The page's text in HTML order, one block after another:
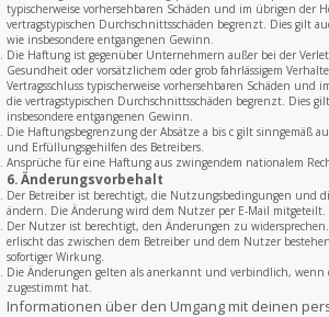
typischerweise vorhersehbaren Schäden und im übrigen der
vertragstypischen Durchschnittsschäden begrenzt. Dies gilt
wie insbesondere entgangenen Gewinn.
Die Haftung ist gegenüber Unternehmern außer bei der
Gesundheit oder vorsätzlichem oder grob fahrlässigem
Vertragsschluss typischerweise vorhersehbaren Schäden und
die vertragstypischen Durchschnittsschäden begrenzt. Dies
insbesondere entgangenen Gewinn.
Die Haftungsbegrenzung der Absätze a bis c gilt sinngemäß
und Erfüllungsgehilfen des Betreibers.
Ansprüche für eine Haftung aus zwingendem nationalem
6. Änderungsvorbehalt
Der Betreiber ist berechtigt, die Nutzungsbedingungen und
ändern. Die Änderung wird dem Nutzer per E-Mail mitgeteilt.
Der Nutzer ist berechtigt, den Änderungen zu widersprechen.
erlischt das zwischen dem Betreiber und dem Nutzer
sofortiger Wirkung.
Die Änderungen gelten als anerkannt und verbindlich,
zugestimmt hat.
Informationen über den Umgang mit deinen